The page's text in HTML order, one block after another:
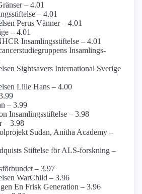
– 4.01
– 4.01
Perus Vänner – 4.01
– 4.01
Insamlings­stiftelse – 4.01
Insamlings­
Sightsavers International Sverige
Lille Hans – 4.00
– 3.99
Insamlings­stiftelse – 3.98
– 3.98
Sudan, Anitha Academy –
Stiftelse för ALS-forskning –
– 3.97
WarChild – 3.96
En Frisk Generation – 3.96